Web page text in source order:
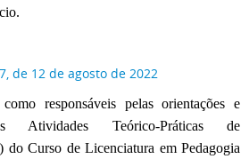
de 12 de agosto de 2022
responsáveis pelas orientações e
Atividades Teórico-Práticas de
do Curso de Licenciatura em Pedagogia